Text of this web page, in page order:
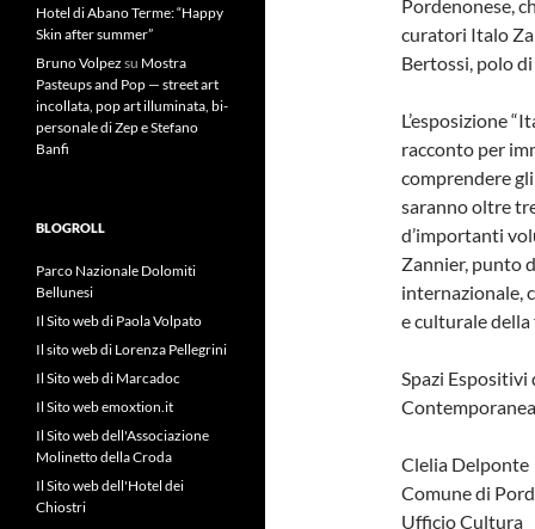
Pordenonese,
curatori Italo
Bertossi, polo
L’esposizione
racconto per
comprendere
saranno oltre
d’importanti
Zannier, punto
internazionale,
e culturale
Spazi Espositivi
Clelia Delponte
Comune di
Ufficio Cultura
Hotel di Abano Terme: “Happy
Skin after summer”
Bruno Volpez su Mostra
Pasteups and Pop — street art
incollata, pop art illuminata, bi-
personale di Zep e Stefano
Banfi
BLOGROLL
Parco Nazionale Dolomiti
Bellunesi
Il Sito web di Paola Volpato
Il sito web di Lorenza Pellegrini
Il Sito web di Marcadoc
Il Sito web emoxtion.it
Il Sito web dell'Associazione
Molinetto della Croda
Il Sito web dell'Hotel dei
Chiostri